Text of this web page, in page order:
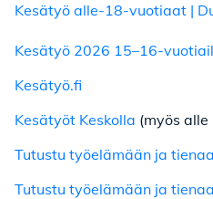
Kesätyö alle-18-vuotiaat |
Kesätyö 2026 15–16-
Kesätyö.fi
Kesätyöt Keskolla (myös
Tutustu työelämään ja tienaa
Tutustu työelämään ja